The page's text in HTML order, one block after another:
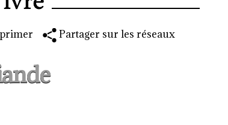
Partager sur les réseaux